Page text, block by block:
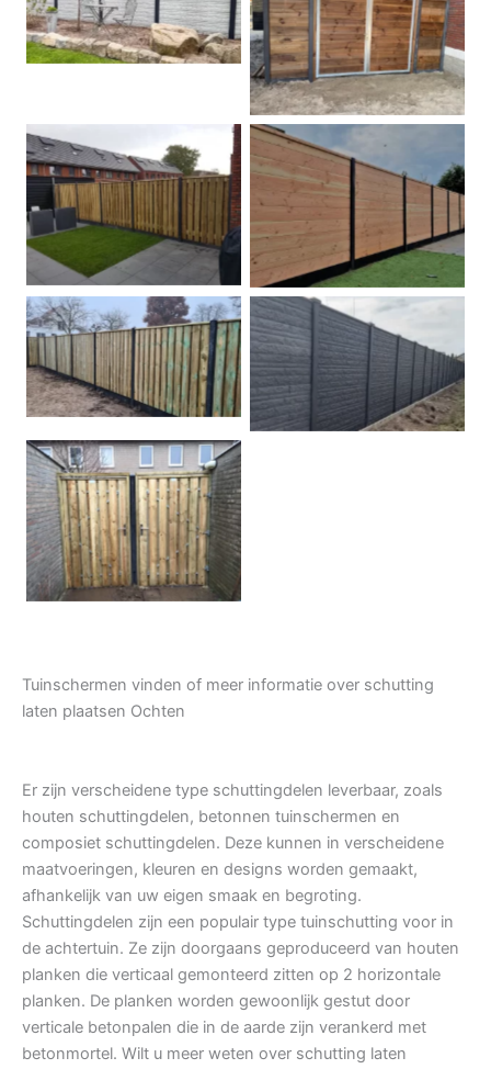
Betonschutting
Dubbele poort
Betonpalen schutting Douglas
Hout beton schuttingen Rots motief antraciet
Tuindeur grenen
Tuinschermen vinden of meer informatie over schutting
laten plaatsen Ochten
Er zijn verscheidene type schuttingdelen leverbaar, zoals
houten schuttingdelen, betonnen tuinschermen en
composiet schuttingdelen. Deze kunnen in verscheidene
maatvoeringen, kleuren en designs worden gemaakt,
afhankelijk van uw eigen smaak en begroting.
Schuttingdelen zijn een populair type tuinschutting voor in
de achtertuin. Ze zijn doorgaans geproduceerd van houten
planken die verticaal gemonteerd zitten op 2 horizontale
planken. De planken worden gewoonlijk gestut door
verticale betonpalen die in de aarde zijn verankerd met
betonmortel. Wilt u meer weten over schutting laten